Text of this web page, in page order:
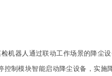
机器人 通过联动工作场景的降尘
制模块智能启动降尘设备，实施